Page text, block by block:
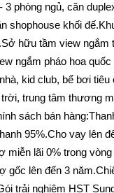
3 phòng ngủ, căn
shophouse khối
hữu tầm view ngắm
ngắm pháo hoa
kid club, bể bơi
trung tâm thương
sách bán
95%.Cho vay lên
miễn lãi 0% trong
gốc lên đến 3
trải nghiệm HST